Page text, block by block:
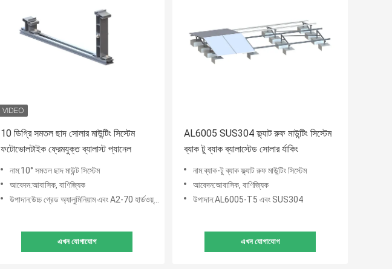
10 ডিগ্রি সমতল ছাদ সোলার মাউন্টিং সিস্টেম
ফটোভোলটাইক ফ্রেমযুক্ত ব্যালাস্ট প্যানেল
নাম:10° সমতল ছাদ মাউন্ট সিস্টেম
আবেদন:আবাসিক, বাণিজ্যিক
উপাদান:উচ্চ গ্রেড অ্যালুমিনিয়াম এবং A2-70 হার্ডওয়্যার
এখন যোগাযোগ
AL6005 SUS304 ফ্ল্যাট রুফ মাউন্টিং সিস্টেম
ব্যাক টু ব্যাক ব্যালাস্টেড সোলার র্যাকিং
নাম:ব্যাক-টু ব্যাক ফ্ল্যাট রুফ মাউন্টিং সিস্টেম
আবেদন:আবাসিক, বাণিজ্যিক
উপাদান:AL6005-T5 এবং SUS304
এখন যোগাযোগ